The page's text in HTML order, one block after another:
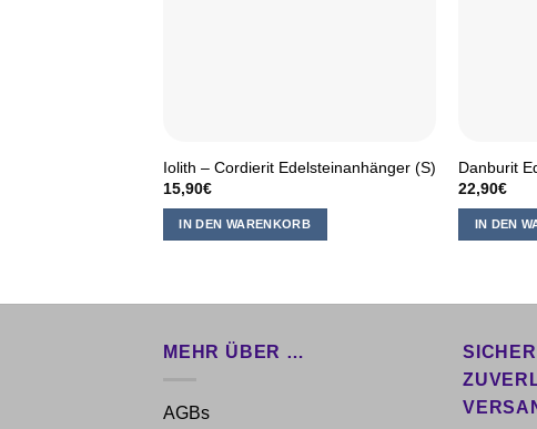
Iolith – Cordierit Edelsteinanhänger (S)
15,90€
IN DEN WARENKORB
Danburit
22,90€
IN DEN
MEHR ÜBER …
AGBs